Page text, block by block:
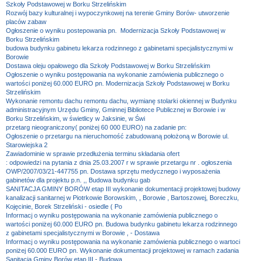
Szkoły Podstawowej w Borku Strzelińskim
Rozwój bazy kulturalnej i wypoczynkowej na terenie Gminy Borów- utworzenie
placów zabaw
Ogłoszenie o wyniku postepowania pn.  Modernizacja Szkoły Podstawowej w
Borku Strzelińskim
budowa budynku gabinetu lekarza rodzinnego z gabinetami specjalistycznymi w
Borowie
Dostawa oleju opałowego dla Szkoły Podstawowej w Borku Strzelińskim
Ogłoszenie o wyniku postępowania na wykonanie zamówienia publicznego o
wartości poniżej 60.000 EURO pn. Modernizacja Szkoły Podstawowej w Borku
Strzelińskim
Wykonanie remontu dachu remontu dachu, wymianę stolarki okiennej w Budynku
administracyjnym Urzędu Gminy, Gminnej Bibliotece Publicznej w Borowie i w
Borku Strzelińskim, w świetlicy w Jaksinie, w Świ
przetarg nieograniczony( poniżej 60 000 EURO) na zadanie pn:
Ogłoszenie o przetargu na nieruchomość zabudowaną położoną w Borowie ul.
Starowiejska 2
Zawiadominie w sprawie przedłużenia terminu składania ofert
: odpowiedzi na pytania z dnia 25.03.2007 r w sprawie przetargu nr . ogłoszenia
OWP/2007/03/21-447755 pn. Dostawa sprzętu medycznego i wyposażenia
gabinetów dla projektu p.n. ,, Budowa budynku gab
SANITACJA GMINY BORÓW etap III wykonanie dokumentacji projektowej budowy
kanalizacji sanitarnej w Piotrkowie Borowskim, , Borowie , Bartoszowej, Boreczku,
Kojęcinie, Borek Strzeliński - osiedle ( Po
Informacj o wyniku postępowania na wykonanie zamówienia publicznego o
wartości poniżej 60.000 EURO pn. Budowa budynku gabinetu lekarza rodzinnego
z gabinetami specjalistycznymi w Borowie , - Dostawa
Informacj o wyniku postępowania na wykonanie zamówienia publicznego o wartoci
poniżej 60.000 EURO pn. Wykonanie dokumentacji projektowej w ramach zadania 
Sanitacja Gminy Borów etap III - Budowa